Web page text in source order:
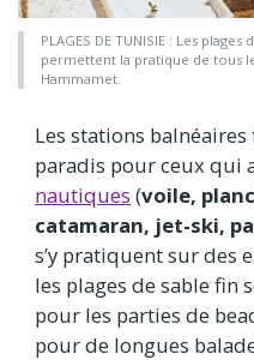
PLAGES DE TUNISIE : Les
permettent la pratique de tous
Hammamet.
Les stations
paradis pour ceux qui
nautiques (voile,
catamaran, jet-ski,
s’y pratiquent sur des
les plages de sable fin
pour les parties de
pour de longues